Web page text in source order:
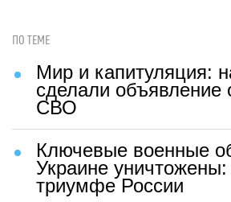
ПО ТЕМЕ
Мир и капитуляция:
сделали объявление
СВО
Ключевые военные
Украине
триумфе России